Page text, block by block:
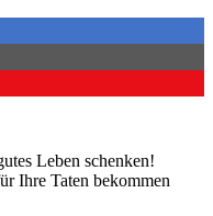
Leben schenken!
Ihre Taten bekommen